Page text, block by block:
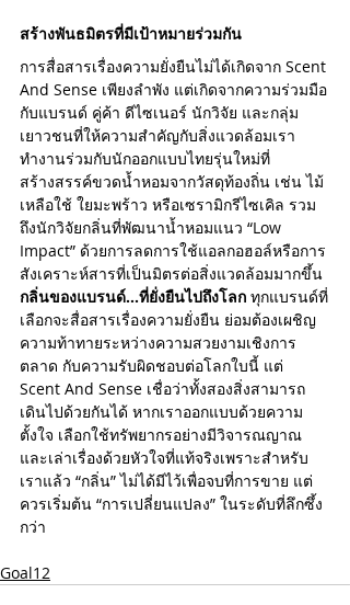
สร้างพันธมิตรที่มีเป้าหมายร่วมกัน
การสื่อสารเรื่องความยั่งยืนไม่ได้เกิดจาก Scent
And Sense เพียงลำพัง แต่เกิดจากความร่วมมือ
กับแบรนด์ คู่ค้า ดีไซเนอร์ นักวิจัย และกลุ่ม
เยาวชนที่ให้ความสำคัญกับสิ่งแวดล้อมเรา
ทำงานร่วมกับนักออกแบบไทยรุ่นใหม่ที่
สร้างสรรค์ขวดน้ำหอมจากวัสดุท้องถิ่น เช่น ไม้
เหลือใช้ ใยมะพร้าว หรือเซรามิกรีไซเคิล รวม
ถึงนักวิจัยกลิ่นที่พัฒนาน้ำหอมแนว “Low
Impact” ด้วยการลดการใช้แอลกอฮอล์หรือการ
สังเคราะห์สารที่เป็นมิตรต่อสิ่งแวดล้อมมากขึ้น
กลิ่นของแบรนด์...ที่ยั่งยืนไปถึงโลก ทุกแบรนด์ที่
เลือกจะสื่อสารเรื่องความยั่งยืน ย่อมต้องเผชิญ
ความท้าทายระหว่างความสวยงามเชิงการ
ตลาด กับความรับผิดชอบต่อโลกใบนี้ แต่
Scent And Sense เชื่อว่าทั้งสองสิ่งสามารถ
เดินไปด้วยกันได้ หากเราออกแบบด้วยความ
ตั้งใจ เลือกใช้ทรัพยากรอย่างมีวิจารณญาณ
และเล่าเรื่องด้วยหัวใจที่แท้จริงเพราะสำหรับ
เราแล้ว “กลิ่น” ไม่ได้มีไว้เพื่อจบที่การขาย แต่
ควรเริ่มต้น “การเปลี่ยนแปลง” ในระดับที่ลึกซึ้ง
กว่า
Goal12